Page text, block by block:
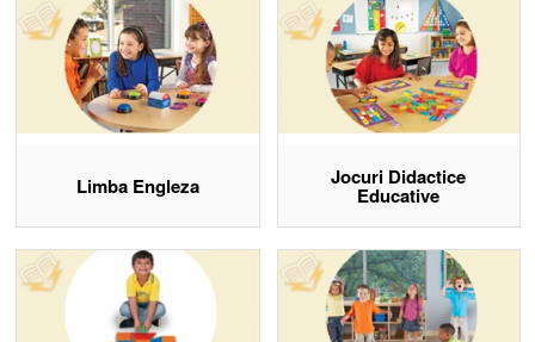
Limba Engleza Jocuri Didactice
Educative